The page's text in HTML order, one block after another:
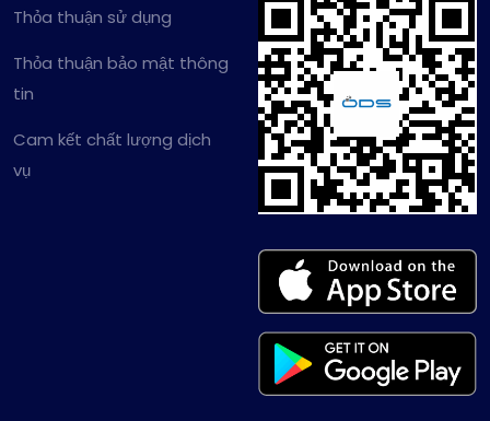
Thỏa thuận sử dụng
Thỏa thuận bảo mật thông
tin
Cam kết chất lượng dịch
vụ